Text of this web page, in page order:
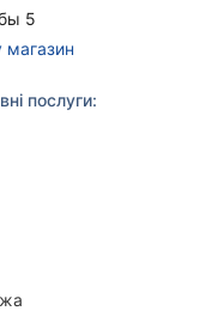
5
магазин
послуги: